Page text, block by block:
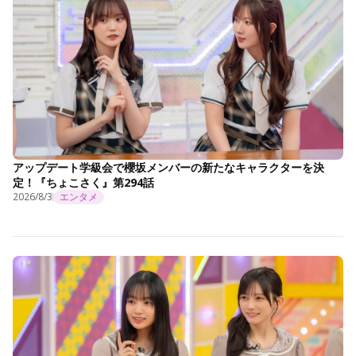
アップデート学級会で櫻坂メンバーの新たなキャラクターを決
定！『ちょこさく』第294話
2026/8/3 エンタメ